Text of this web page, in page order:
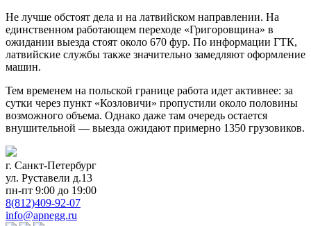
Не лучше обстоят дела и на латвийском направлении. На
единственном работающем переходе «Григоровщина» в
ожидании выезда стоят около 670 фур. По информации ГТК,
латвийские службы также значительно замедляют оформление
машин.
Тем временем на польской границе работа идет активнее: за
сутки через пункт «Козловичи» пропустили около половины
возможного объема. Однако даже там очередь остается
внушительной — выезда ожидают примерно 1350 грузовиков.
г. Санкт-Петербург
ул. Руставели д.13
пн-пт 9:00 до 19:00
8(812)409-92-07
info@apnegg.ru